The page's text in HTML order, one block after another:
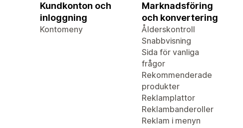
Kundkonton och
inloggning
Kontomeny
Marknadsföring
och konvertering
Ålderskontroll
Snabbvisning
Sida för vanliga
frågor
Rekommenderade
produkter
Reklamplattor
Reklambanderoller
Reklam i menyn